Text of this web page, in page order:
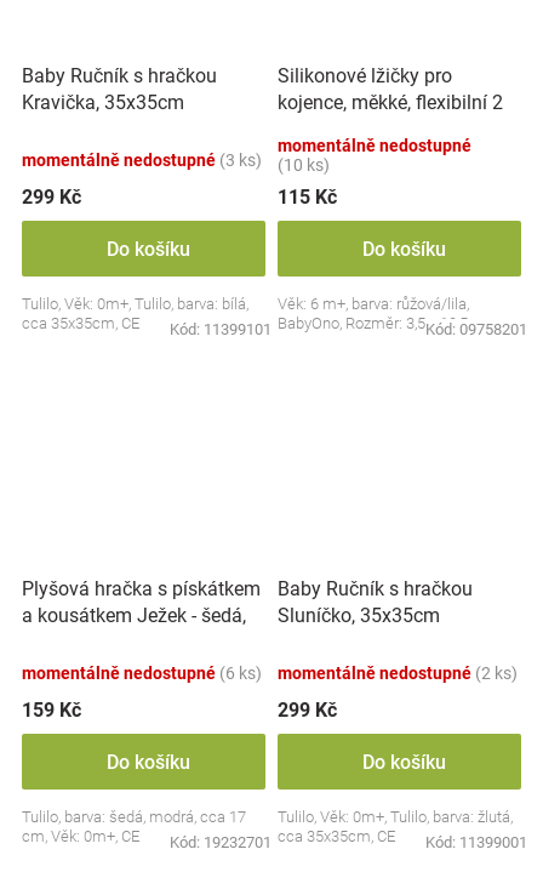
Baby Ručník s hračkou
Kravička, 35x35cm
momentálně nedostupné (3 ks)
299 Kč
Do košíku
Tulilo, Věk: 0m+, Tulilo, barva: bílá,
cca 35x35cm, CE
Kód: 11399101
Silikonové lžičky pro
kojence, měkké, flexibilní 2
momentálně nedostupné
(10 ks)
115 Kč
Do košíku
Věk: 6 m+, barva: růžová/lila,
BabyOno, Rozměr: 3,5 x 10,5 cm
Kód: 09758201
Plyšová hračka s pískátkem
a kousátkem Ježek - šedá,
momentálně nedostupné (6 ks)
159 Kč
Do košíku
Tulilo, barva: šedá, modrá, cca 17
cm, Věk: 0m+, CE
Kód: 19232701
Baby Ručník s hračkou
Sluníčko, 35x35cm
momentálně nedostupné (2 ks)
299 Kč
Do košíku
Tulilo, Věk: 0m+, Tulilo, barva: žlutá,
cca 35x35cm, CE
Kód: 11399001